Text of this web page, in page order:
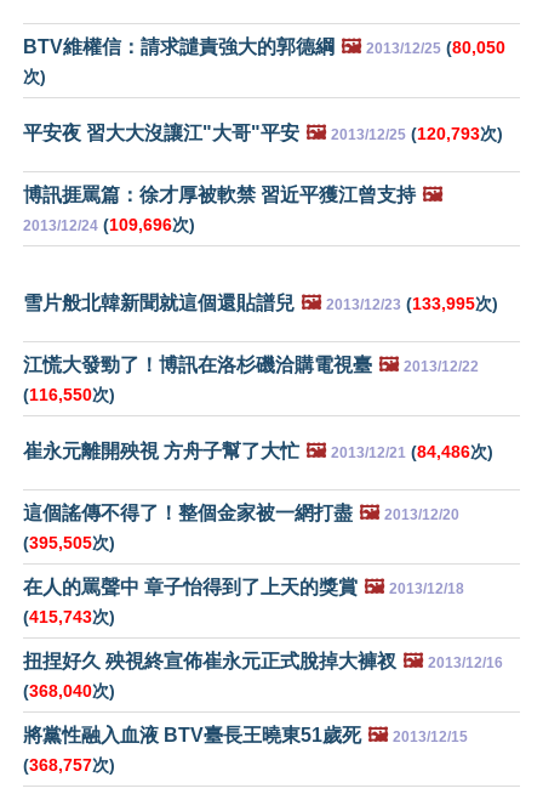
BTV維權信：請求譴責強大的郭德綱 🖼️ 2013/12/25 (80,050
次)
平安夜 習大大沒讓江"大哥"平安 🖼️ 2013/12/25 (120,793次)
博訊捱罵篇：徐才厚被軟禁 習近平獲江曾支持 🖼️
2013/12/24 (109,696次)
雪片般北韓新聞就這個還貼譜兒 🖼️ 2013/12/23 (133,995次)
江慌大發勁了！博訊在洛杉磯洽購電視臺 🖼️ 2013/12/22
(116,550次)
崔永元離開殃視 方舟子幫了大忙 🖼️ 2013/12/21 (84,486次)
這個謠傳不得了！整個金家被一網打盡 🖼️ 2013/12/20
(395,505次)
在人的罵聲中 章子怡得到了上天的獎賞 🖼️ 2013/12/18
(415,743次)
扭捏好久 殃視終宣佈崔永元正式脫掉大褲衩 🖼️ 2013/12/16
(368,040次)
將黨性融入血液 BTV臺長王曉東51歲死 🖼️ 2013/12/15
(368,757次)